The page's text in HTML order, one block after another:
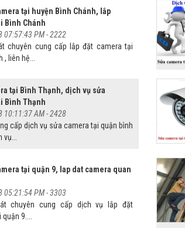
tại huyện Bình Chánh, lắp
Bình Chánh
07:57:43 PM -2222
chuyên cung cấp lắp đặt camera tại
, liên hệ...
tại Bình Thạnh, dịch vụ sửa
Bình Thạnh
10:11:37 AM -2428
cấp dịch vụ sửa camera tại quận bình
tại quận 9, lap dat camera quan
05:21:54 PM -3303
chuyên cung cấp dịch vụ lắp đặt
9....